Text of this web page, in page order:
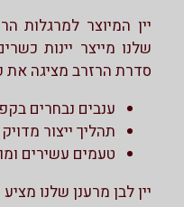
יין המיוצר למרגלות
סדרת הרזרב מציגה את
ענבים נבחרים
תהליך ייצור
טעמים עשירים
יין לבן מרענן שלנו